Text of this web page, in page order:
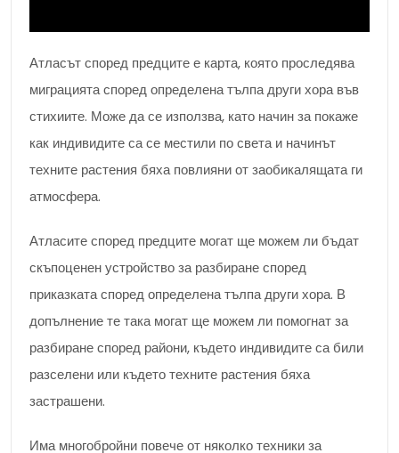
Атласът според предците е карта, която проследява
миграцията според определена тълпа други хора във
стихиите. Може да се използва, като начин за покаже
как индивидите са се местили по света и начинът
техните растения бяха повлияни от заобикалящата ги
атмосфера.
Атласите според предците могат ще можем ли бъдат
скъпоценен устройство за разбиране според
приказката според определена тълпа други хора. В
допълнение те така могат ще можем ли помогнат за
разбиране според райони, където индивидите са били
разселени или където техните растения бяха
застрашени.
Има многобройни повече от няколко техники за